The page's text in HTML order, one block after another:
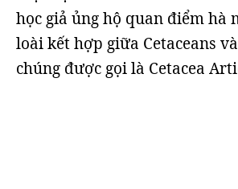
học giả ủng hộ quan điểm hà
loài kết hợp giữa Cetaceans
chúng được gọi là Cetacea